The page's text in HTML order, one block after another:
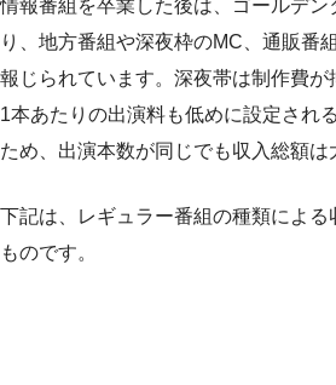
情報番組を卒業した後は、ゴールデ
り、地方番組や深夜枠のMC、通販番
報じられています。深夜帯は制作費が
1本あたりの出演料も低めに設定され
ため、出演本数が同じでも収入総額は
下記は、レギュラー番組の種類による
ものです。